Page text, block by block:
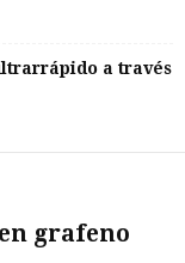
a través
grafeno